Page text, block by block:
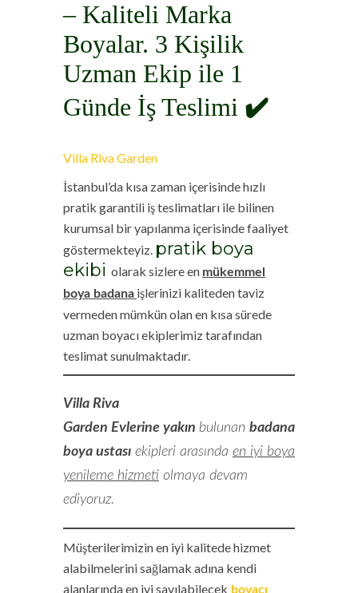
– Kaliteli Marka
Boyalar. 3 Kişilik
Uzman Ekip ile 1
Günde İş Teslimi ✔️
Villa Riva Garden
İstanbul’da kısa zaman içerisinde hızlı
pratik garantili iş teslimatları ile bilinen
kurumsal bir yapılanma içerisinde faaliyet
göstermekteyiz. pratik boya
ekibi olarak sizlere en mükemmel
boya badana işlerinizi kaliteden taviz
vermeden mümkün olan en kısa sürede
uzman boyacı ekiplerimiz tarafından
teslimat sunulmaktadır.
Villa Riva
Garden Evlerine yakın bulunan badana
boya ustası ekipleri arasında en iyi boya
yenileme hizmeti olmaya devam
ediyoruz.
Müşterilerimizin en iyi kalitede hizmet
alabilmelerini sağlamak adına kendi
alanlarında en iyi sayılabilecek boyacı